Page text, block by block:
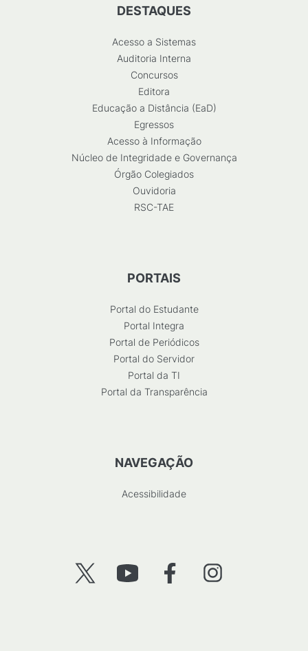
DESTAQUES
Acesso a Sistemas
Auditoria Interna
Concursos
Editora
Educação a Distância (EaD)
Egressos
Acesso à Informação
Núcleo de Integridade e Governança
Órgão Colegiados
Ouvidoria
RSC-TAE
PORTAIS
Portal do Estudante
Portal Integra
Portal de Periódicos
Portal do Servidor
Portal da TI
Portal da Transparência
NAVEGAÇÃO
Acessibilidade